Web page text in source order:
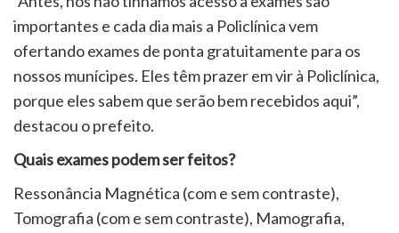
importantes e cada dia mais a Policlínica vem
ofertando exames de ponta gratuitamente para os
nossos munícipes. Eles têm prazer em vir à Policlínica,
porque eles sabem que serão bem recebidos aqui”,
destacou o prefeito.
Quais exames podem ser feitos?
Ressonância Magnética (com e sem contraste),
Tomografia (com e sem contraste), Mamografia,